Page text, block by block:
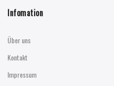
Infomation
Über uns
Kontakt
Impressum